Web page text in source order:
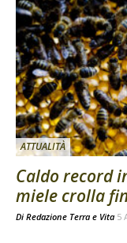
ATTUALITÀ
Caldo record
miele crolla
Di Redazione Terra e Vita 5